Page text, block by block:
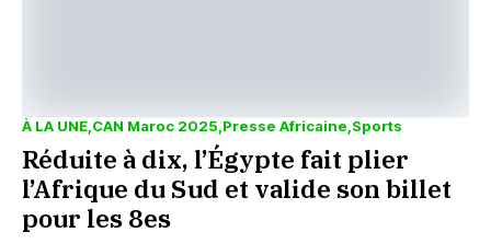
À LA UNE CAN Maroc 2025 Presse Africaine Sports
Réduite à dix, l’Égypte fait plier
l’Afrique du Sud et valide son billet
pour les 8es